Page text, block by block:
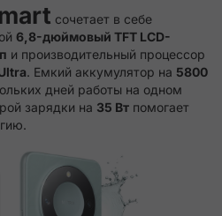
сочетает в себе
6,8-дюймовый TFT LCD-
и производительный процессор
. Емкий аккумулятор на 5800
дней работы на одном
зарядки на 35 Вт помогает